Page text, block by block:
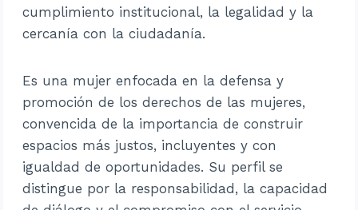
cumplimiento institucional, la legalidad y la
cercanía con la ciudadanía.
Es una mujer enfocada en la defensa y
promoción de los derechos de las mujeres,
convencida de la importancia de construir
espacios más justos, incluyentes y con
igualdad de oportunidades. Su perfil se
distingue por la responsabilidad, la capacidad